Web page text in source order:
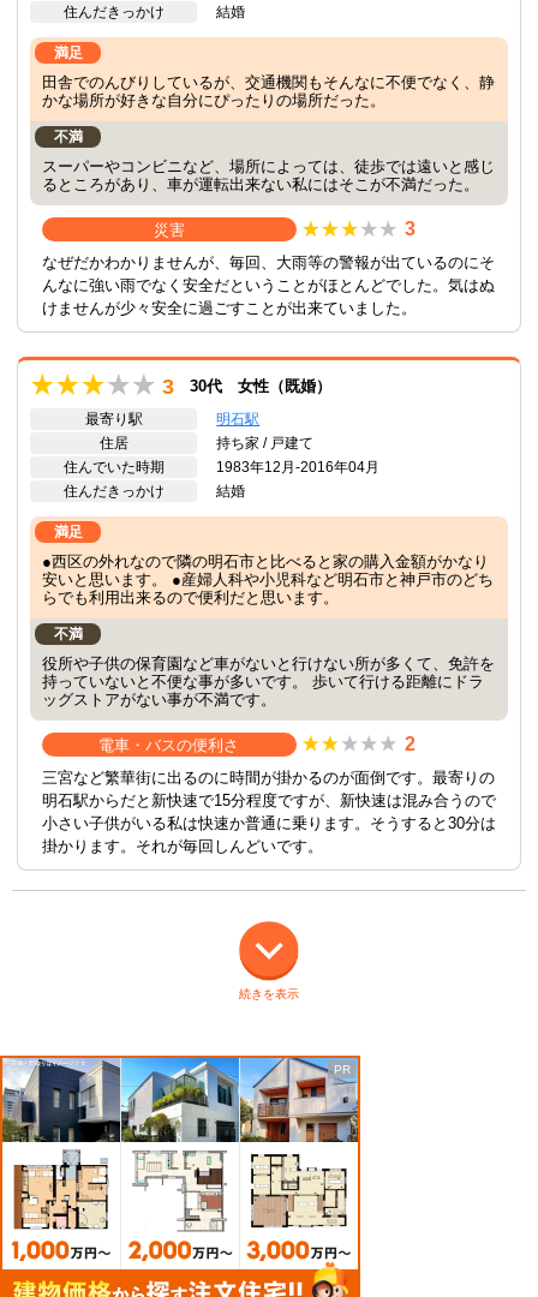
住んだきっかけ
結婚
満足
田舎でのんびりしているが、交通機関もそんなに不便でなく、静
かな場所が好きな自分にぴったりの場所だった。
不満
スーパーやコンビニなど、場所によっては、徒歩では遠いと感じ
るところがあり、車が運転出来ない私にはそこが不満だった。
災害 3
なぜだかわかりませんが、毎回、大雨等の警報が出ているのにそ
んなに強い雨でなく安全だということがほとんどでした。気はぬ
けませんが少々安全に過ごすことが出来ていました。
3 30代 女性（既婚）
最寄り駅
明石駅
住居
持ち家 / 戸建て
住んでいた時期
1983年12月-2016年04月
住んだきっかけ
結婚
満足
●西区の外れなので隣の明石市と比べると家の購入金額がかなり
安いと思います。 ●産婦人科や小児科など明石市と神戸市のどち
らでも利用出来るので便利だと思います。
不満
役所や子供の保育園など車がないと行けない所が多くて、免許を
持っていないと不便な事が多いです。 歩いて行ける距離にドラ
ッグストアがない事が不満です。
電車・バスの便利さ 2
三宮など繁華街に出るのに時間が掛かるのが面倒です。最寄りの
明石駅からだと新快速で15分程度ですが、新快速は混み合うので
小さい子供がいる私は快速か普通に乗ります。そうすると30分は
掛かります。それが毎回しんどいです。
続きを表示